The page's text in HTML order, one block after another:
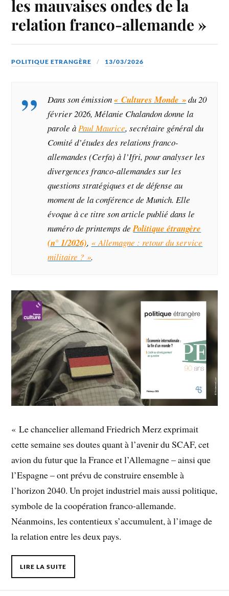
les mauvaises ondes de la
relation franco-allemande »
POLITIQUE ETRANGÈRE 13/03/2026
Dans son émission« Cultures Monde »du 20
février 2026, Mélanie Chalandon donne la
parole àPaul Maurice, secrétaire général du
Comité d’études des relations franco-
allemandes (Cerfa) à l’Ifri, pour analyser les
divergences franco-allemandes sur les
questions stratégiques et de défense au
moment de la conférence de Munich. Elle
évoque à ce titre son article publié dans le
numéro de printemps dePolitique étrangère
(n° 1/2026), « Allemagne : retour du service
militaire ? ».
« Le chancelier allemand Friedrich Merz exprimait
cette semaine ses doutes quant à l’avenir du SCAF, cet
avion du futur que la France et l’Allemagne – ainsi que
l’Espagne – ont prévu de construire ensemble à
l’horizon 2040. Un projet industriel mais aussi politique,
symbole de la coopération franco-allemande.
Néanmoins, les contentieux s’accumulent, à l’image de
la relation entre les deux pays.
LIRE LA SUITE